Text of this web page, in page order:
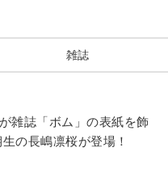
雑誌
雑誌「ボム」の表紙を飾
の長嶋凛桜が登場！